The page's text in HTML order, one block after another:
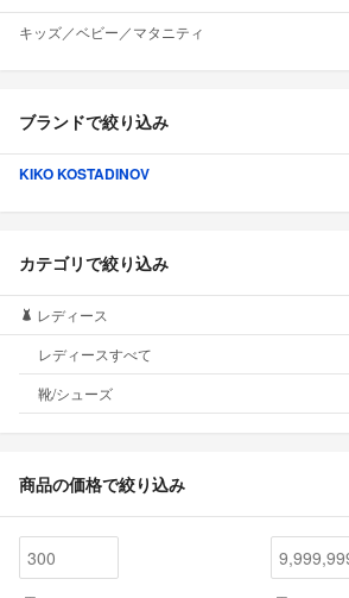
キッズ／ベビー／マタニティ
ブランドで絞り込み
KIKO KOSTADINOV
カテゴリで絞り込み
レディース
レディースすべて
靴/シューズ
商品の価格で絞り込み